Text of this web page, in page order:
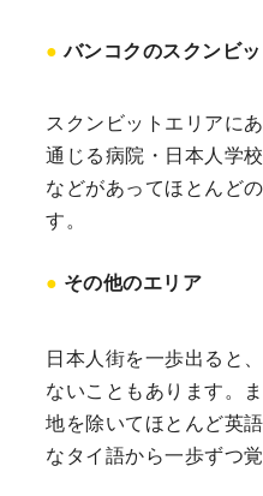
バンコクのスクンビ
スクンビットエリアに
通じる病院・日本人学
などがあってほとんど
す。
その他のエリア
日本人街を一歩出ると
ないこともあります。
地を除いてほとんど英
なタイ語から一歩ずつ